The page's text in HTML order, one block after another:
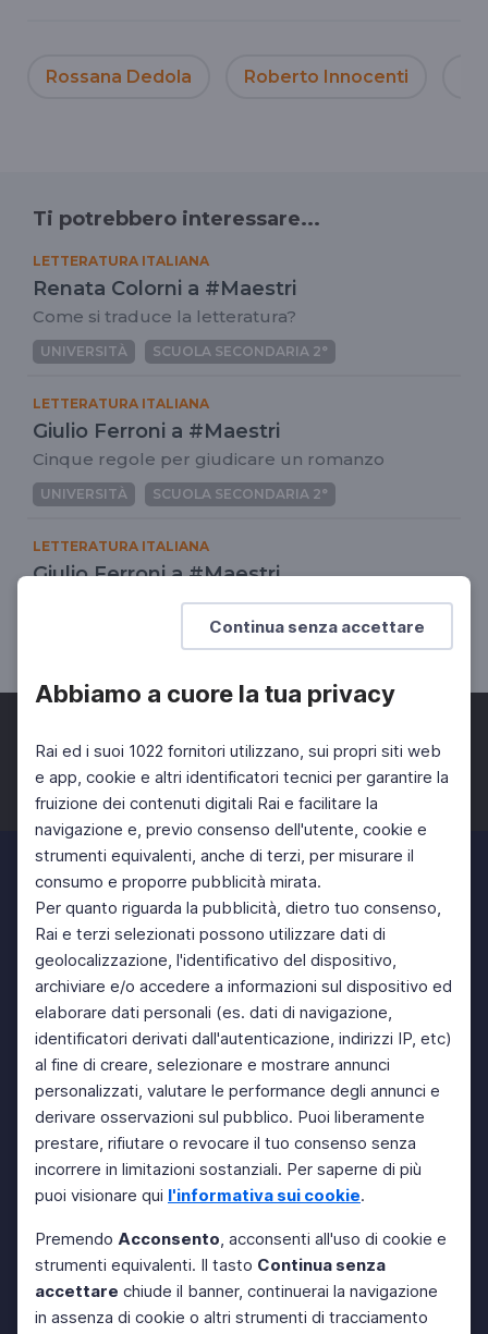
Continua senza accettare
Abbiamo a cuore la tua privacy
Rai ed i suoi 1022 fornitori utilizzano, sui propri siti web
e app, cookie e altri identificatori tecnici per garantire la
fruizione dei contenuti digitali Rai e facilitare la
navigazione e, previo consenso dell'utente, cookie e
strumenti equivalenti, anche di terzi, per misurare il
consumo e proporre pubblicità mirata.
Per quanto riguarda la pubblicità, dietro tuo consenso,
Rai e terzi selezionati possono utilizzare dati di
geolocalizzazione, l'identificativo del dispositivo,
archiviare e/o accedere a informazioni sul dispositivo ed
elaborare dati personali (es. dati di navigazione,
identificatori derivati dall'autenticazione, indirizzi IP, etc)
al fine di creare, selezionare e mostrare annunci
personalizzati, valutare le performance degli annunci e
derivare osservazioni sul pubblico. Puoi liberamente
prestare, rifiutare o revocare il tuo consenso senza
incorrere in limitazioni sostanziali. Per saperne di più
puoi visionare qui l'informativa sui cookie.
Premendo Acconsento, acconsenti all'uso di cookie e
strumenti equivalenti. Il tasto Continua senza
accettare chiude il banner, continuerai la navigazione
in assenza di cookie o altri strumenti di tracciamento
Rossana Dedola Roberto Innocenti
Ti potrebbero interessare...
LETTERATURA ITALIANA
Renata Colorni a #Maestri
Come si traduce la letteratura?
UNIVERSITÀ SCUOLA SECONDARIA 2°
LETTERATURA ITALIANA
Giulio Ferroni a #Maestri
Cinque regole per giudicare un romanzo
UNIVERSITÀ SCUOLA SECONDARIA 2°
LETTERATURA ITALIANA
Giulio Ferroni a #Maestri
Avventura e viaggio nella letteratura italiana
SCUOLA SECONDARIA 2°
Facebook Twitter Instagram